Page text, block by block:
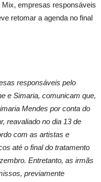
empresas responsáveis
retomar a agenda no final
responsáveis pelo
e Simaria, comunicam que,
Mendes por conta do
reavaliado no dia 13 de
com as artistas e
até o final do tratamento
Entretanto, as irmãs
previamente